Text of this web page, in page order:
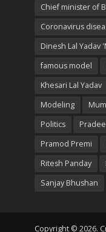
Chief minister of
Coronavirus
Dinesh Lal Yadav
famous model
Khesari Lal Yadav
Modeling
Politics
Pramod Premi
Ritesh Panday
Sanjay Bhushan
Copyright © 2026.